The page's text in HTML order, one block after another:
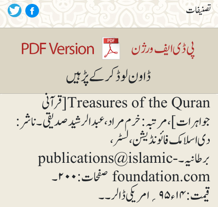
تصنیفات
Treasures of the Quran[قرآنی
جواہرات]، مرتبہ: خرم مراد، عبدالرشید صدیقی۔ ناشر:
دی اسلامک فائونڈیشن، لسٹر،
برطانیہ۔ publications@islamic-
foundation.com صفحات: ۲۰۰۔
قیمت: ۱۴ء۹۵ ؍امریکی ڈالر۔ ۔